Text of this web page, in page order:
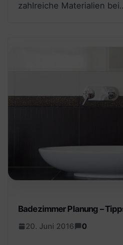
zahlreiche Materialien
Badezimmer Planung –
20. Juni 2016 0